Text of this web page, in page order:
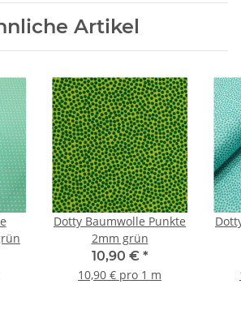
Artikel
Dotty Baumwolle Punkte
2mm grün
10,90 € *
10,90 € pro 1 m